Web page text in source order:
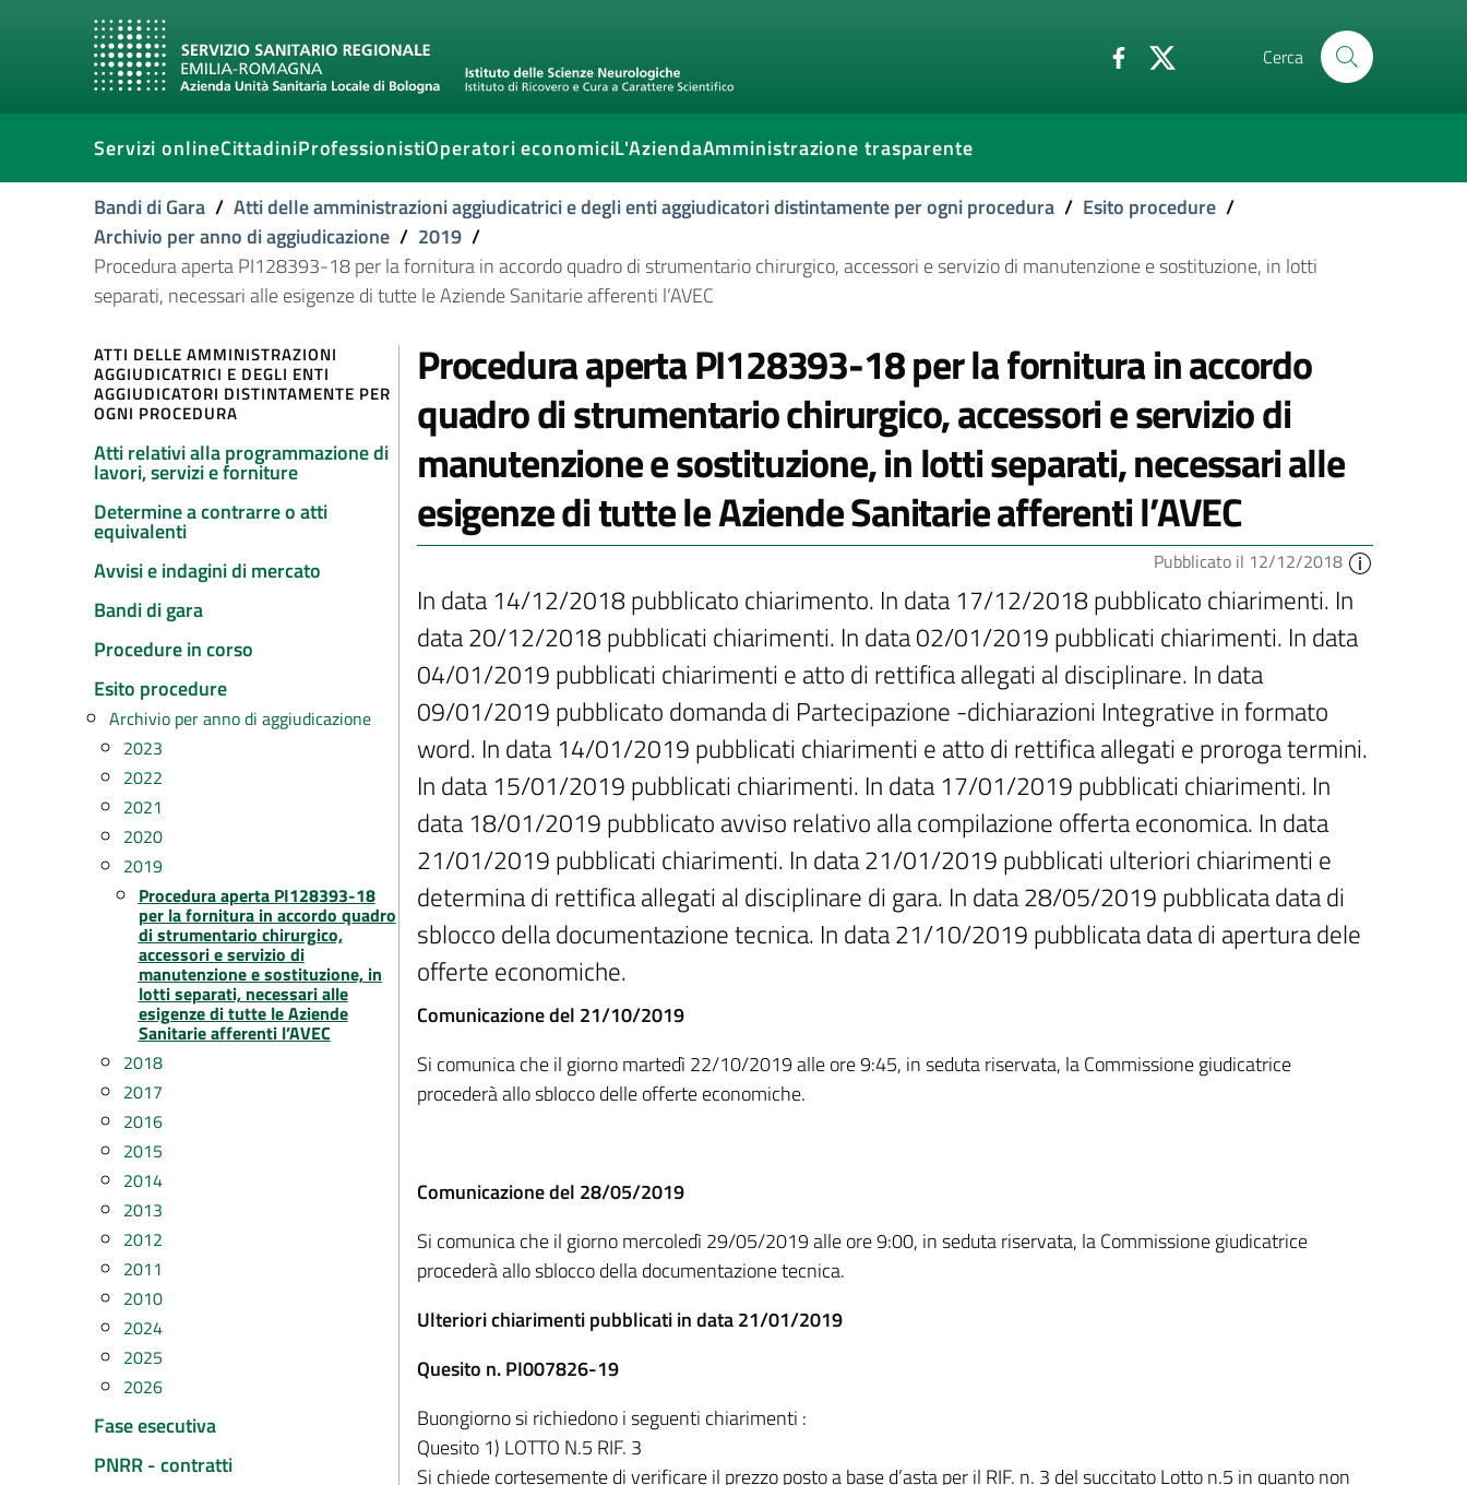
Cerca
Servizi onlineCittadiniProfessionistiOperatori economiciL'AziendaAmministrazione trasparente
Bandi di Gara / Atti delle amministrazioni aggiudicatrici e degli enti aggiudicatori distintamente per ogni procedura / Esito procedure /
Archivio per anno di aggiudicazione / 2019 /
Procedura aperta PI128393-18 per la fornitura in accordo quadro di strumentario chirurgico, accessori e servizio di manutenzione e sostituzione, in lotti
separati, necessari alle esigenze di tutte le Aziende Sanitarie afferenti l’AVEC
ATTI DELLE AMMINISTRAZIONI
AGGIUDICATRICI E DEGLI ENTI
AGGIUDICATORI DISTINTAMENTE PER
OGNI PROCEDURA
Atti relativi alla programmazione di
lavori, servizi e forniture
Determine a contrarre o atti
equivalenti
Avvisi e indagini di mercato
Bandi di gara
Procedure in corso
Esito procedure
Archivio per anno di aggiudicazione
2023
2022
2021
2020
2019
Procedura aperta PI128393-18
per la fornitura in accordo quadro
di strumentario chirurgico,
accessori e servizio di
manutenzione e sostituzione, in
lotti separati, necessari alle
esigenze di tutte le Aziende
Sanitarie afferenti l’AVEC
2018
2017
2016
2015
2014
2013
2012
2011
2010
2024
2025
2026
Fase esecutiva
PNRR - contratti
Procedura aperta PI128393-18 per la fornitura in accordo
quadro di strumentario chirurgico, accessori e servizio di
manutenzione e sostituzione, in lotti separati, necessari alle
esigenze di tutte le Aziende Sanitarie afferenti l’AVEC
Pubblicato il 12/12/2018
In data 14/12/2018 pubblicato chiarimento. In data 17/12/2018 pubblicato chiarimenti. In
data 20/12/2018 pubblicati chiarimenti. In data 02/01/2019 pubblicati chiarimenti. In data
04/01/2019 pubblicati chiarimenti e atto di rettifica allegati al disciplinare. In data
09/01/2019 pubblicato domanda di Partecipazione -dichiarazioni Integrative in formato
word. In data 14/01/2019 pubblicati chiarimenti e atto di rettifica allegati e proroga termini.
In data 15/01/2019 pubblicati chiarimenti. In data 17/01/2019 pubblicati chiarimenti. In
data 18/01/2019 pubblicato avviso relativo alla compilazione offerta economica. In data
21/01/2019 pubblicati chiarimenti. In data 21/01/2019 pubblicati ulteriori chiarimenti e
determina di rettifica allegati al disciplinare di gara. In data 28/05/2019 pubblicata data di
sblocco della documentazione tecnica. In data 21/10/2019 pubblicata data di apertura dele
offerte economiche.
Comunicazione del 21/10/2019
Si comunica che il giorno martedì 22/10/2019 alle ore 9:45, in seduta riservata, la Commissione giudicatrice
procederà allo sblocco delle offerte economiche.
Comunicazione del 28/05/2019
Si comunica che il giorno mercoledì 29/05/2019 alle ore 9:00, in seduta riservata, la Commissione giudicatrice
procederà allo sblocco della documentazione tecnica.
Ulteriori chiarimenti pubblicati in data 21/01/2019
Quesito n. PI007826-19
Buongiorno si richiedono i seguenti chiarimenti :
Quesito 1) LOTTO N.5 RIF. 3
Si chiede cortesemente di verificare il prezzo posto a base d’asta per il RIF. n. 3 del succitato Lotto n.5 in quanto non